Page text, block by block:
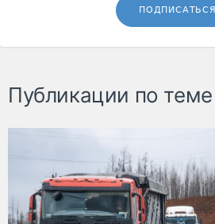
ПОДПИСАТЬСЯ
Публикации по теме